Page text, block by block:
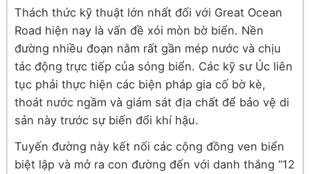
Thách thức kỹ thuật lớn nhất đối với Great Ocean
Road hiện nay là vấn đề xói mòn bờ biển. Nền
đường nhiều đoạn nằm rất gần mép nước và chịu
tác động trực tiếp của sóng biển. Các kỹ sư Úc liên
tục phải thực hiện các biện pháp gia cố bờ kè,
thoát nước ngầm và giám sát địa chất để bảo vệ di
sản này trước sự biến đổi khí hậu.
Tuyến đường này kết nối các cộng đồng ven biển
biệt lập và mở ra con đường đến với danh thắng “12